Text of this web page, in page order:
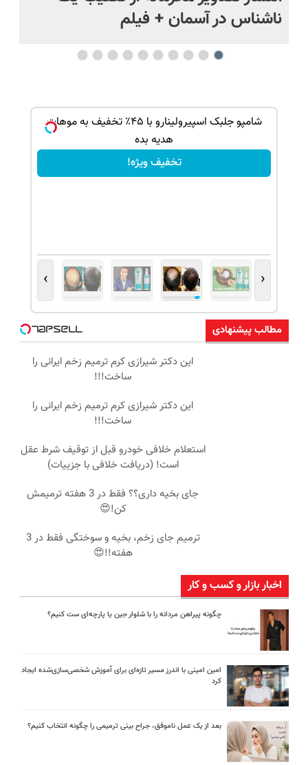
ناشناس در آسمان + فیلم
شامپو جلبک اسپیرولینارو با ۴۵٪ تخفیف به موهات
هدیه بده
تخفیف ویژه!
‹
›
مطالب پیشنهادی
این دکتر شیرازی کرم ترمیم زخم ایرانی را
ساخت!!!
این دکتر شیرازی کرم ترمیم زخم ایرانی را
ساخت!!!
استعلام خلافی خودرو قبل از توقیف شرط عقل
است! (دریافت خلافی با جزییات)
جای بخیه داری؟؟ فقط در 3 هفته ترمیمش
کن!😍
ترمیم جای زخم، بخیه و سوختگی فقط در 3
هفته!!😍
اخبار بازار و کسب و کار
چگونه پیراهن مردانه را با شلوار جین یا پارچه‌ای ست کنیم؟
امین امینی با اندرز مسیر تازه‌ای برای آموزش شخصی‌سازی‌شده ایجاد
کرد
بعد از یک عمل ناموفق، جراح بینی ترمیمی را چگونه انتخاب کنیم؟